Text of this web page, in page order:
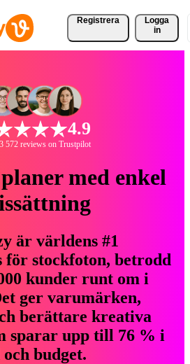
Registrera
Logga
in
4.9
572 reviews on Trustpilot
med enkel
är världens #1
för stockfoton, betrodd
kunder runt om i
ger varumärken,
berättare kreativa
sparar upp till 76 % i
budget.